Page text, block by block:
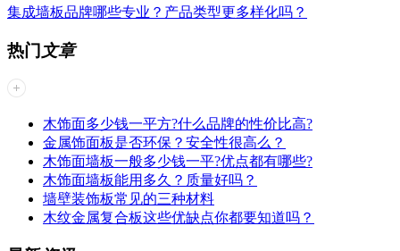
集成墙板品牌哪些专业？产品类型更多样化吗？
热门文章
木饰面多少钱一平方?什么品牌的性价比高?
金属饰面板是否环保？安全性很高么？
木饰面墙板一般多少钱一平?优点都有哪些?
木饰面墙板能用多久？质量好吗？
墙壁装饰板常见的三种材料
木纹金属复合板这些优缺点你都要知道吗？